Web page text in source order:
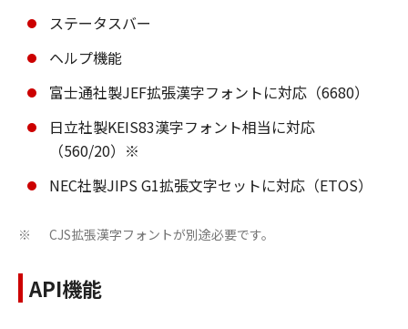
ステータスバー
ヘルプ機能
富士通社製JEF拡張漢字フォントに対応（6680）
日立社製KEIS83漢字フォント相当に対応
（560/20）※
NEC社製JIPS G1拡張文字セットに対応（ETOS）
※ CJS拡張漢字フォントが別途必要です。
API機能